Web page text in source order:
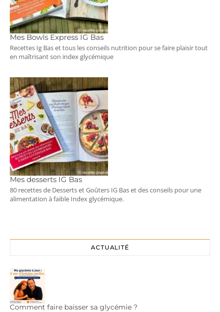
Mes Bowls Express IG Bas
Recettes Ig Bas et tous les conseils nutrition pour se faire plaisir tout
en maîtrisant son index glycémique
Mes desserts IG Bas
80 recettes de Desserts et Goûters IG Bas et des conseils pour une
alimentation à faible Index glycémique.
ACTUALITÉ
Comment faire baisser sa glycémie ?